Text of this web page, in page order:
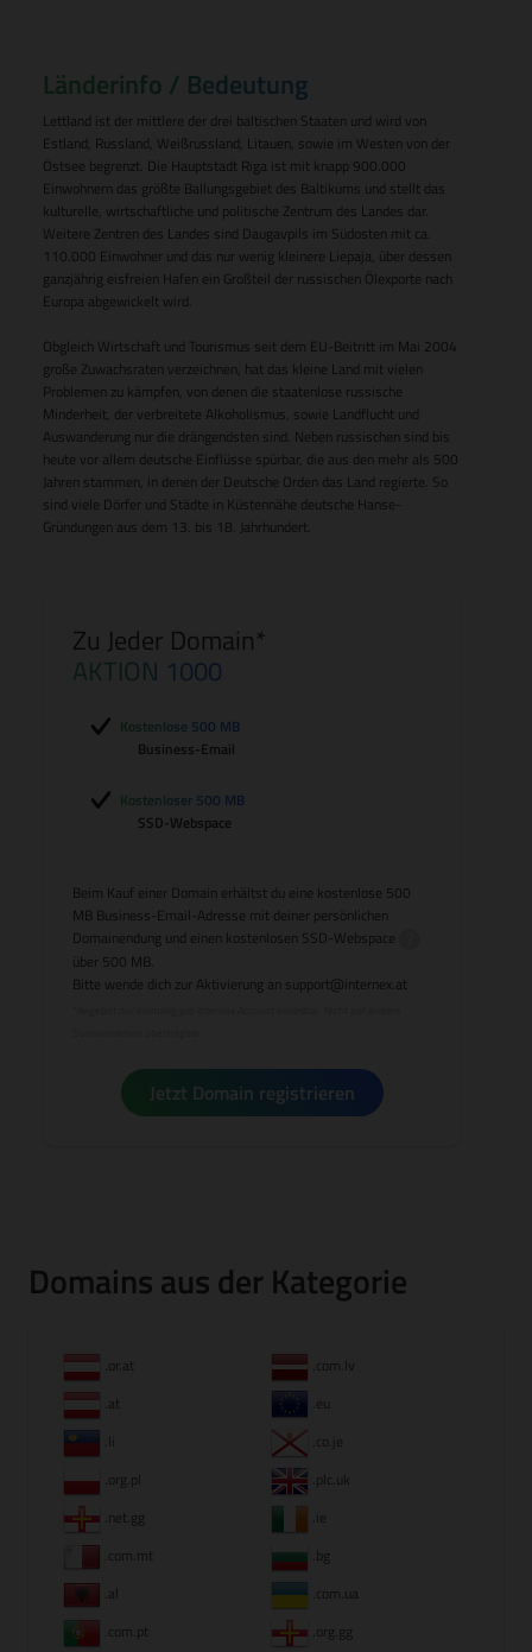
Länderinfo / Bedeutung
Lettland ist der mittlere der drei baltischen Staaten und wird von
Estland, Russland, Weißrussland, Litauen, sowie im Westen von der
Ostsee begrenzt. Die Hauptstadt Riga ist mit knapp 900.000
Einwohnern das größte Ballungsgebiet des Baltikums und stellt das
kulturelle, wirtschaftliche und politische Zentrum des Landes dar.
Weitere Zentren des Landes sind Daugavpils im Südosten mit ca.
110.000 Einwohner und das nur wenig kleinere Liepaja, über dessen
ganzjährig eisfreien Hafen ein Großteil der russischen Ölexporte nach
Europa abgewickelt wird.
Obgleich Wirtschaft und Tourismus seit dem EU-Beitritt im Mai 2004
große Zuwachsraten verzeichnen, hat das kleine Land mit vielen
Problemen zu kämpfen, von denen die staatenlose russische
Minderheit, der verbreitete Alkoholismus, sowie Landflucht und
Auswanderung nur die drängendsten sind. Neben russischen sind bis
heute vor allem deutsche Einflüsse spürbar, die aus den mehr als 500
Jahren stammen, in denen der Deutsche Orden das Land regierte. So
sind viele Dörfer und Städte in Küstennähe deutsche Hanse-
Gründungen aus dem 13. bis 18. Jahrhundert.
Zu Jeder Domain*
AKTION 1000
Kostenlose 500 MB
Business-Email
Kostenloser 500 MB
SSD-Webspace
Beim Kauf einer Domain erhältst du eine kostenlose 500
MB Business-Email-Adresse mit deiner persönlichen
Domainendung und einen kostenlosen SSD-Webspace
über 500 MB.
Bitte wende dich zur Aktivierung an support@internex.at
Jetzt Domain registrieren
Domains aus der Kategorie
.or.at
.com.lv
.at
.org.pl
.plc.uk
.net.gg
.com.mt
.bg
.al
.com.ua
.com.pt
.org.gg